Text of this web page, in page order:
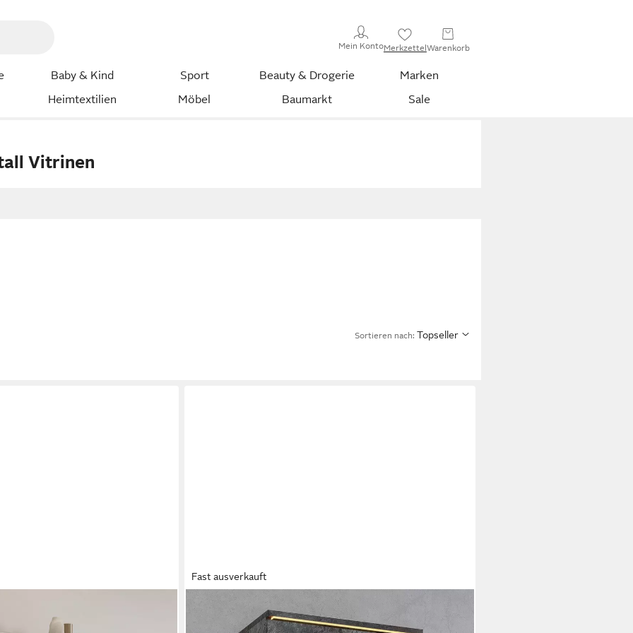
Mein KontoMerkzettelWarenkorb
Baby & Kind Sport Beauty & Drogerie
Marken
Heimtextilien
Möbel Baumarkt Sale
Vitrinen
Sortieren nach: Topseller
cm, moderner griffloser
Fast ausverkauft
Vitrine India,Höhe 160cm stilvolle Glasvitrine mit